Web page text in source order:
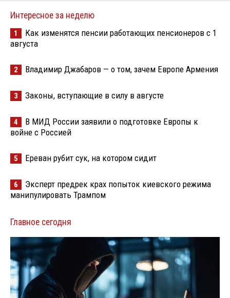
Интересное за неделю
1
Как изменятся пенсии работающих пенсионеров с 1
августа
2 Владимир Джабаров — о том, зачем Европе Армения
3 Законы, вступающие в силу в августе
4
В МИД России заявили о подготовке Европы к
войне с Россией
5 Ереван рубит сук, на котором сидит
6
Эксперт предрек крах попыток киевского режима
манипулировать Трампом
Главное сегодня